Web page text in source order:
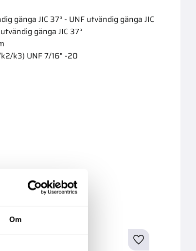
Om
Hydraulrör
6X1,0X2000Mm Zink
Köpa större mängd?
399,00:-
gänga JIC 37° - UNF utvändig gänga JIC
gänga JIC 37°
k3) UNF 7/16" -20